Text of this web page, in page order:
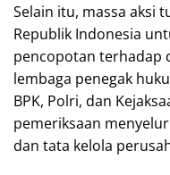
Selain itu, massa aksi
Republik Indonesia
pencopotan terhadap
lembaga penegak
BPK, Polri, dan
pemeriksaan
dan tata kelola